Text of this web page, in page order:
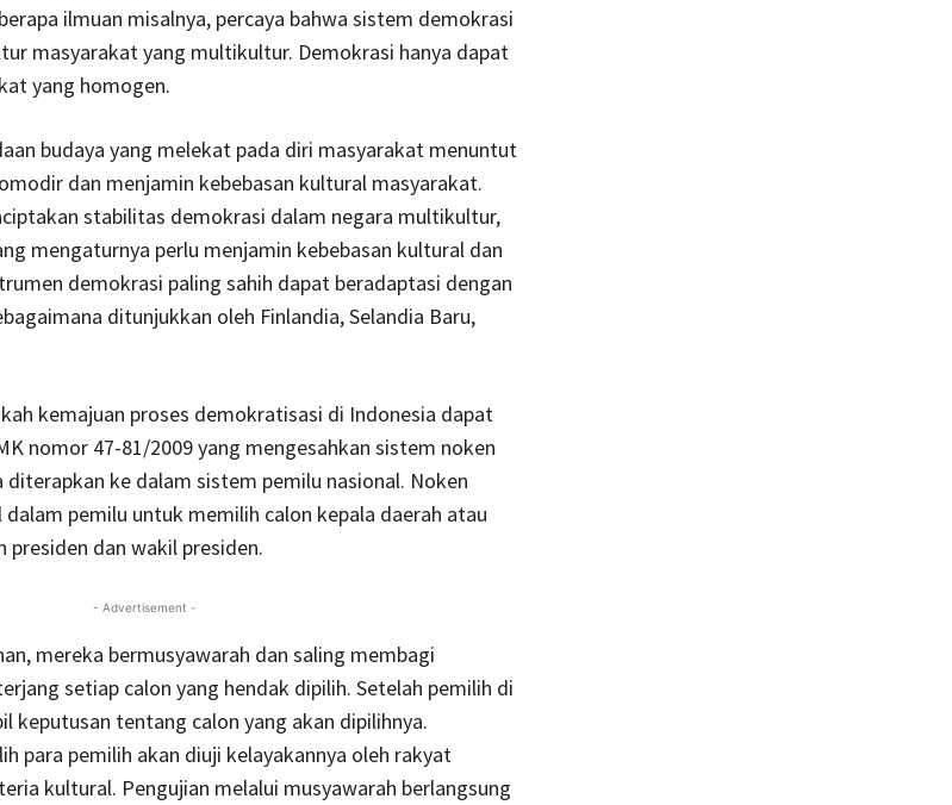
ilmuan misalnya, percaya bahwa sistem demokrasi
masyarakat yang multikultur. Demokrasi hanya dapat
yang homogen.
budaya yang melekat pada diri masyarakat menuntut
dan menjamin kebebasan kultural masyarakat.
stabilitas demokrasi dalam negara multikultur,
mengaturnya perlu menjamin kebebasan kultural dan
demokrasi paling sahih dapat beradaptasi dengan
ditunjukkan oleh Finlandia, Selandia Baru,
kemajuan proses demokratisasi di Indonesia dapat
nomor 47-81/2009 yang mengesahkan sistem noken
diterapkan ke dalam sistem pemilu nasional. Noken
pemilu untuk memilih calon kepala daerah atau
dan wakil presiden.
- Advertisement -
mereka bermusyawarah dan saling membagi
setiap calon yang hendak dipilih. Setelah pemilih di
keputusan tentang calon yang akan dipilihnya.
para pemilih akan diuji kelayakannya oleh rakyat
kultural. Pengujian melalui musyawarah berlangsung